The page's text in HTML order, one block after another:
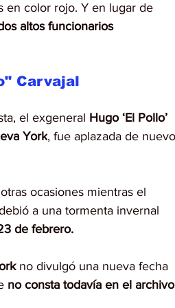
en color rojo. Y en lugar de
altos funcionarios
Carvajal
el exgeneral Hugo ‘El Pollo’
York, fue aplazada de
ocasiones mientras el
a una tormenta invernal
de febrero.
no divulgó una nueva fecha
no consta todavía en el